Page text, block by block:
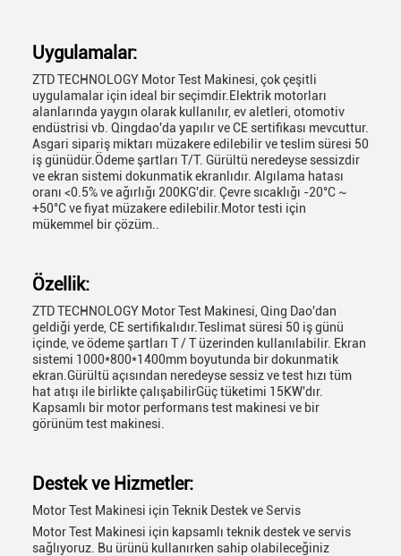
Uygulamalar:
ZTD TECHNOLOGY Motor Test Makinesi, çok çeşitli
uygulamalar için ideal bir seçimdir.Elektrik motorları
alanlarında yaygın olarak kullanılır, ev aletleri, otomotiv
endüstrisi vb. Qingdao'da yapılır ve CE sertifikası mevcuttur.
Asgari sipariş miktarı müzakere edilebilir ve teslim süresi 50
iş günüdür.Ödeme şartları T/T. Gürültü neredeyse sessizdir
ve ekran sistemi dokunmatik ekranlıdır. Algılama hatası
oranı <0.5% ve ağırlığı 200KG'dir. Çevre sıcaklığı -20°C ~
+50°C ve fiyat müzakere edilebilir.Motor testi için
mükemmel bir çözüm..
Özellik:
ZTD TECHNOLOGY Motor Test Makinesi, Qing Dao'dan
geldiği yerde, CE sertifikalıdır.Teslimat süresi 50 iş günü
içinde, ve ödeme şartları T / T üzerinden kullanılabilir. Ekran
sistemi 1000*800*1400mm boyutunda bir dokunmatik
ekran.Gürültü açısından neredeyse sessiz ve test hızı tüm
hat atışı ile birlikte çalışabilirGüç tüketimi 15KW'dır.
Kapsamlı bir motor performans test makinesi ve bir
görünüm test makinesi.
Destek ve Hizmetler:
Motor Test Makinesi için Teknik Destek ve Servis
Motor Test Makinesi için kapsamlı teknik destek ve servis
sağlıyoruz. Bu ürünü kullanırken sahip olabileceğiniz